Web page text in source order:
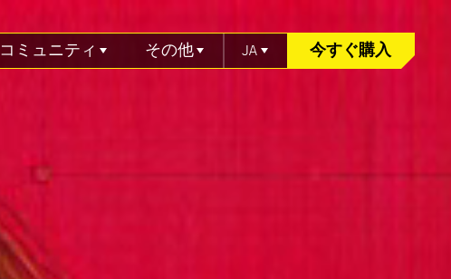
コミュニティ その他 JA 今すぐ購入